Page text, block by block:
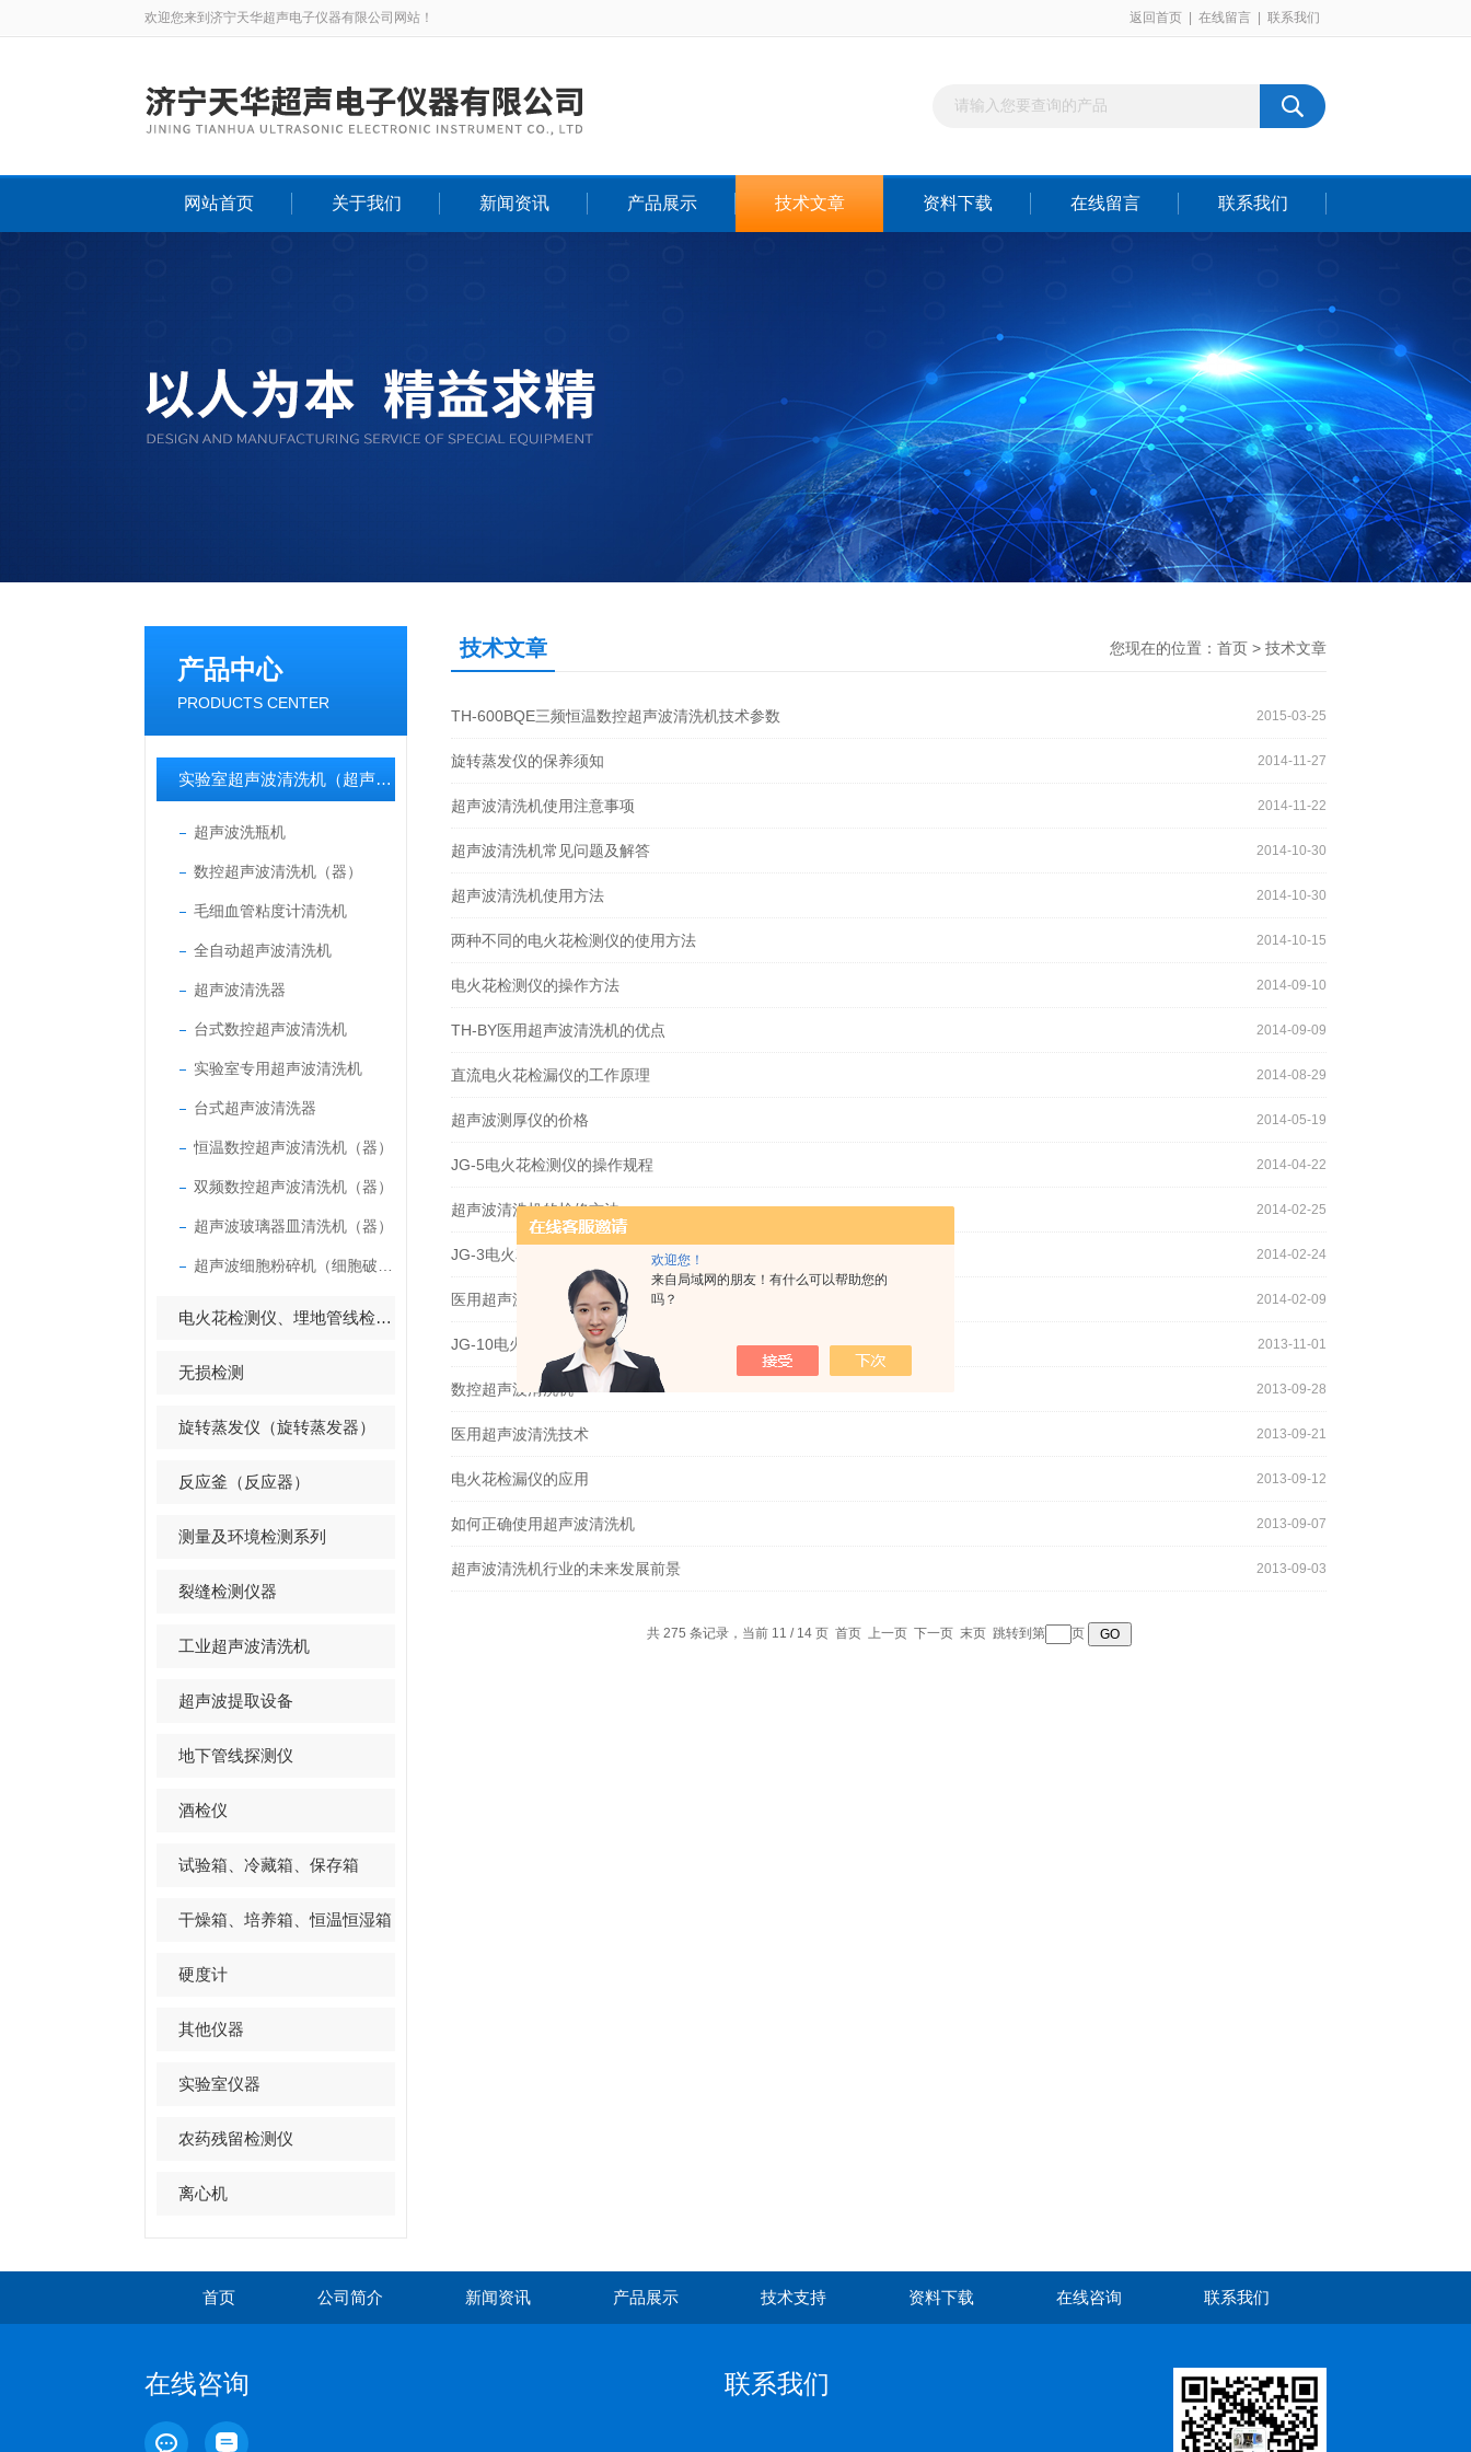
欢迎您！
来自局域网的朋友！有什么可以帮助您的
吗？
欢迎您来到济宁天华超声电子仪器有限公司网站！ 返回首页 在线留言 联系我们
网站首页 关于我们 新闻资讯 产品展示 技术文章 资料下载 在线留言 联系我们
产品中心
PRODUCTS CENTER
实验室超声波清洗机（超声波清洗器）
超声波洗瓶机
数控超声波清洗机（器）
毛细血管粘度计清洗机
全自动超声波清洗机
超声波清洗器
台式数控超声波清洗机
实验室专用超声波清洗机
台式超声波清洗器
恒温数控超声波清洗机（器）
双频数控超声波清洗机（器）
超声波玻璃器皿清洗机（器）
电火花检测仪、埋地管线检测仪
无损检测
旋转蒸发仪（旋转蒸发器）
反应釜（反应器）
测量及环境检测系列
裂缝检测仪器
工业超声波清洗机
超声波提取设备
地下管线探测仪
酒检仪
试验箱、冷藏箱、保存箱
干燥箱、培养箱、恒温恒湿箱
硬度计
其他仪器
实验室仪器
农药残留检测仪
离心机
技术文章 您现在的位置： 首页 > 技术文章
TH-600BQE三频恒温数控超声波清洗机技术参数 2015-03-25
旋转蒸发仪的保养须知 2014-11-27
超声波清洗机使用注意事项 2014-11-22
超声波清洗机常见问题及解答 2014-10-30
超声波清洗机使用方法 2014-10-30
两种不同的电火花检测仪的使用方法 2014-10-15
电火花检测仪的操作方法 2014-09-10
TH-BY医用超声波清洗机的优点 2014-09-09
直流电火花检漏仪的工作原理 2014-08-29
超声波测厚仪的价格 2014-05-19
JG-5电火花检测仪的操作规程 2014-04-22
超声波清洗机的检修方法 2014-02-25
JG-3电火花检测仪说明书 2014-02-24
医用超声波清洗机的特点 2014-02-09
JG-10电火花检测仪检测标准 2013-11-01
数控超声波清洗机 2013-09-28
医用超声波清洗技术 2013-09-21
电火花检漏仪的应用 2013-09-12
如何正确使用超声波清洗机 2013-09-07
超声波清洗机行业的未来发展前景 2013-09-03
共 275 条记录，当前 11 / 14 页 首页 上一页 下一页 末页跳转到第 页
首页 公司简介 新闻资讯 产品展示 技术支持 资料下载 在线咨询 联系我们
在线咨询 联系我们